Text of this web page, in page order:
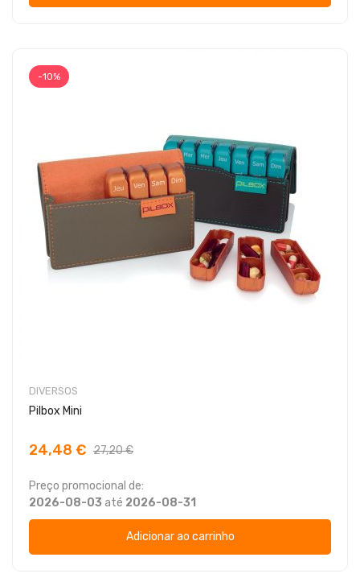
-10%
DIVERSOS
Pilbox Mini
24,48 € 27,20 €
Preço promocional de:
2026-08-03 até 2026-08-31
Adicionar ao carrinho